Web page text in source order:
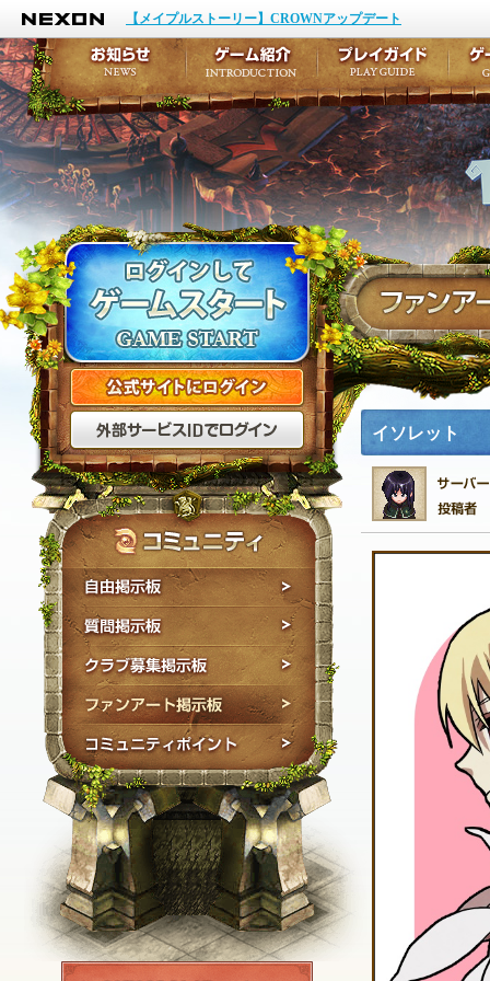
NEXON
【メイプルストーリー】CROWNアップデート
公式サイトにログイン
外部サービスIDでログ
クラブ募集掲示板
ファンアート掲示板
コミュニティポイン
NEXON ID登録
イソレット
お知らせ
イベント
アップデート
メンテナンス
ゲーム紹介
キャラクター作成
テイルズ初級者講座
ここだけは知ってお